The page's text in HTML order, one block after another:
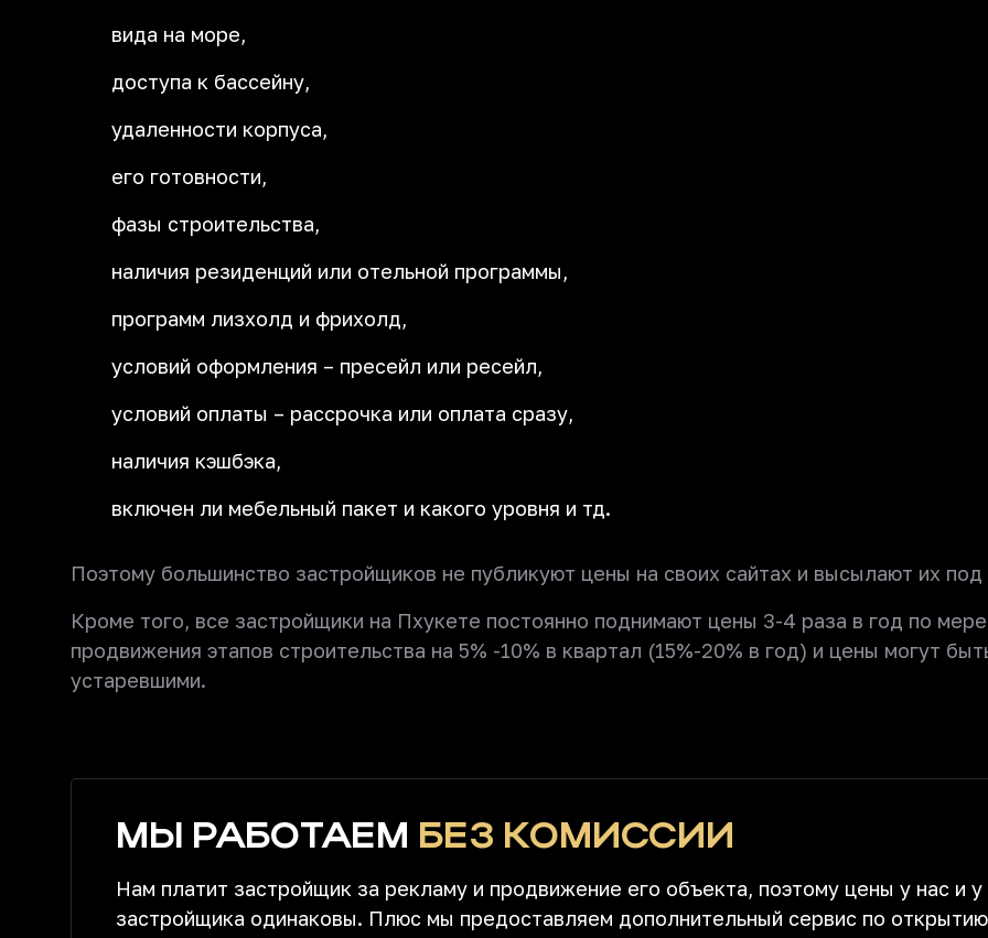
вида на море,
доступа к бассейну,
удаленности корпуса,
его готовности,
фазы строительства,
наличия резиденций или отельной программы,
программ лизхолд и фрихолд,
условий оформления – пресейл или ресейл,
условий оплаты – рассрочка или оплата сразу,
наличия кэшбэка,
включен ли мебельный пакет и какого уровня и тд.
Поэтому большинство застройщиков не публикуют цены на своих сайтах и высылают их под
Кроме того, все застройщики на Пхукете постоянно поднимают цены 3-4 раза в год по мере
продвижения этапов строительства на 5% -10% в квартал (15%-20% в год) и цены могут
устаревшими.
МЫ РАБОТАЕМ БЕЗ КОМИССИИ
Нам платит застройщик за рекламу и продвижение его объекта, поэтому цены у нас и у
застройщика одинаковы. Плюс мы предоставляем дополнительный сервис по открытию